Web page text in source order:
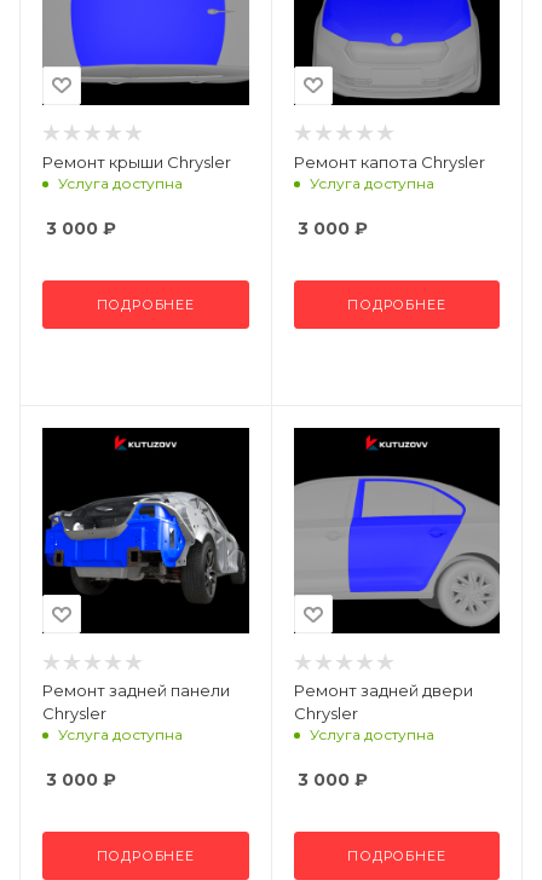
Ремонт крыши Chrysler
Услуга доступна
3 000 ₽
ПОДРОБНЕЕ
Ремонт капота Chrysler
Услуга доступна
3 000₽
ПОДРОБНЕЕ
Ремонт задней панели
Chrysler
Услуга доступна
3 000 ₽
ПОДРОБНЕЕ
Ремонт задней двери
Chrysler
Услуга доступна
3 000₽
ПОДРОБНЕЕ